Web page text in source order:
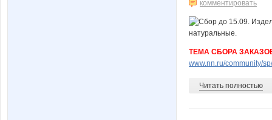
комментировать
ТЕМА СБОРА
www.nn.ru/community/
Читать полностью